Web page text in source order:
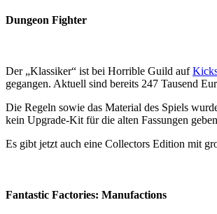
Dungeon Fighter
Der „Klassiker“ ist bei Horrible Guild auf
gegangen. Aktuell sind bereits 247 Tausend
Die Regeln sowie das Material des Spiels
kein Upgrade-Kit für die alten Fassungen
Es gibt jetzt auch eine Collectors Edition mit
Fantastic Factories: Manufactions